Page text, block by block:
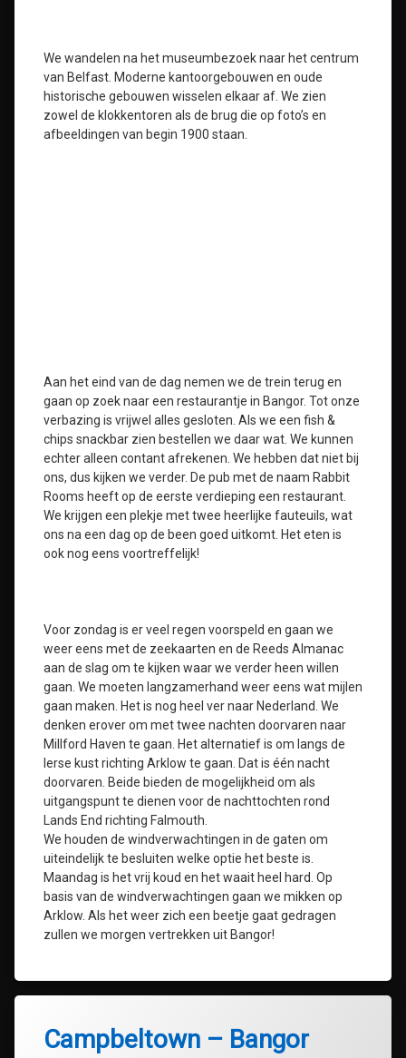
We wandelen na het museumbezoek naar het centrum
van Belfast. Moderne kantoorgebouwen en oude
historische gebouwen wisselen elkaar af. We zien
zowel de klokkentoren als de brug die op foto’s en
afbeeldingen van begin 1900 staan.
Aan het eind van de dag nemen we de trein terug en
gaan op zoek naar een restaurantje in Bangor. Tot onze
verbazing is vrijwel alles gesloten. Als we een fish &
chips snackbar zien bestellen we daar wat. We kunnen
echter alleen contant afrekenen. We hebben dat niet bij
ons, dus kijken we verder. De pub met de naam Rabbit
Rooms heeft op de eerste verdieping een restaurant.
We krijgen een plekje met twee heerlijke fauteuils, wat
ons na een dag op de been goed uitkomt. Het eten is
ook nog eens voortreffelijk!
Voor zondag is er veel regen voorspeld en gaan we
weer eens met de zeekaarten en de Reeds Almanac
aan de slag om te kijken waar we verder heen willen
gaan. We moeten langzamerhand weer eens wat mijlen
gaan maken. Het is nog heel ver naar Nederland. We
denken erover om met twee nachten doorvaren naar
Millford Haven te gaan. Het alternatief is om langs de
Ierse kust richting Arklow te gaan. Dat is één nacht
doorvaren. Beide bieden de mogelijkheid om als
uitgangspunt te dienen voor de nachttochten rond
Lands End richting Falmouth.
We houden de windverwachtingen in de gaten om
uiteindelijk te besluiten welke optie het beste is.
Maandag is het vrij koud en het waait heel hard. Op
basis van de windverwachtingen gaan we mikken op
Arklow. Als het weer zich een beetje gaat gedragen
zullen we morgen vertrekken uit Bangor!
Campbeltown – Bangor